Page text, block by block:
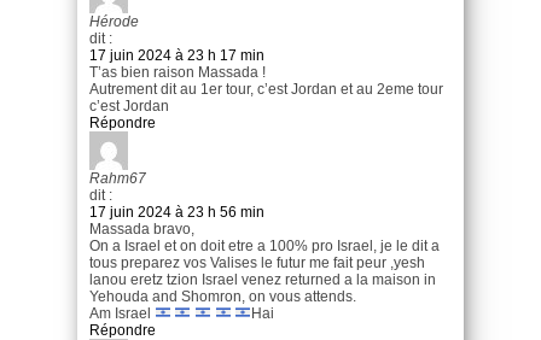
Hérode
dit :
17 juin 2024 à 23 h 17 min
T’as bien raison Massada !
Autrement dit au 1er tour, c’est Jordan et au 2eme tour
c’est Jordan
Répondre
Rahm67
dit :
17 juin 2024 à 23 h 56 min
Massada bravo,
On a Israel et on doit etre a 100% pro Israel, je le dit a
tous preparez vos Valises le futur me fait peur ,yesh
lanou eretz tzion Israel venez returned a la maison in
Yehouda and Shomron, on vous attends.
Am Israel
Hai
Répondre